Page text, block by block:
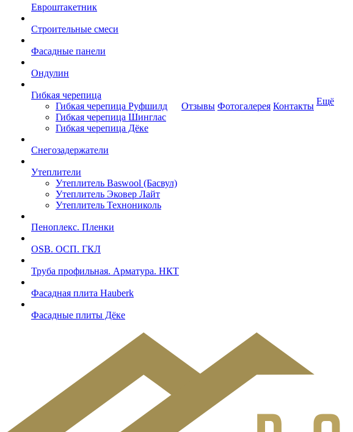
Евроштакетник
Строительные смеси
Фасадные панели
Ондулин
Гибкая черепица
Гибкая черепица Руфшилд
Гибкая черепица Шинглас
Гибкая черепица Дёке
Снегозадержатели
Утеплители
Утеплитель Baswool (Басвул)
Утеплитель Эковер Лайт
Утеплитель Технониколь
Пеноплекс. Пленки
OSB. ОСП. ГКЛ
Труба профильная. Арматура. НКТ
Фасадная плита Hauberk
Фасадные плиты Дёке
Отзывы Фотогалерея Контакты Ещё